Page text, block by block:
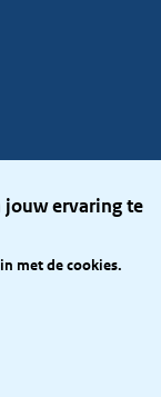
jouw ervaring te
met de cookies.